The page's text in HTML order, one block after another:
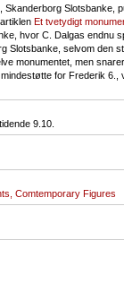
Skanderborg Slotsbanke,
artiklen Et tvetydigt
hvor C. Dalgas endnu
selvom den
monumentet, men
for Frederik
9.10.
Comtemporary Figures